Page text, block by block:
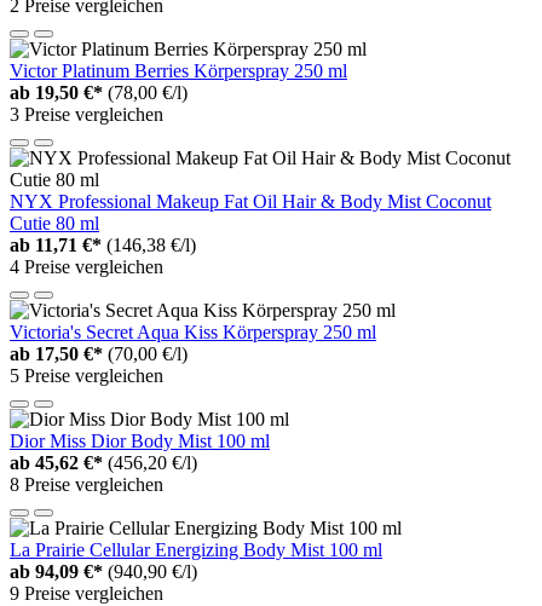
2 Preise vergleichen
Victor Platinum Berries Körperspray 250 ml
ab 19,50 €* (78,00 €/l)
3 Preise vergleichen
NYX Professional Makeup Fat Oil Hair & Body Mist Coconut
Cutie 80 ml
ab 11,71 €* (146,38 €/l)
4 Preise vergleichen
Victoria's Secret Aqua Kiss Körperspray 250 ml
ab 17,50 €* (70,00 €/l)
5 Preise vergleichen
Dior Miss Dior Body Mist 100 ml
ab 45,62 €* (456,20 €/l)
8 Preise vergleichen
La Prairie Cellular Energizing Body Mist 100 ml
ab 94,09 €* (940,90 €/l)
9 Preise vergleichen